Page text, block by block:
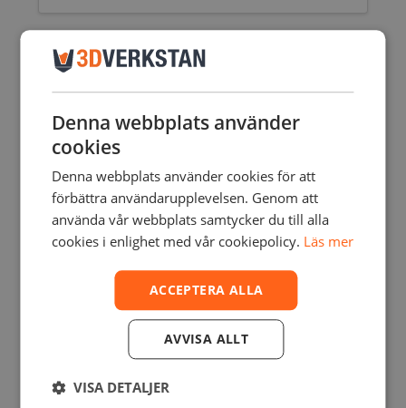
Denna webbplats använder
cookies
Denna webbplats använder cookies för att
förbättra användarupplevelsen. Genom att
använda vår webbplats samtycker du till alla
cookies i enlighet med vår cookiepolicy. Läs mer
ACCEPTERA ALLA
AVVISA ALLT
VISA DETALJER